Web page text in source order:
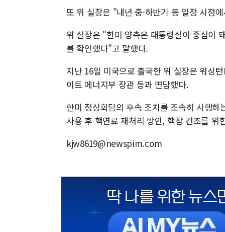
또 위 실장은 "내년 중·하반기 등 일정 시점
위 실장은 "한미 양측은 대통령실이 중심이
를 확인했다"고 말했다.
지난 16일 미국으로 출국한 위 실장은 워싱
이트 에너지부 장관 등과 면담했다.
한미 정상회담의 후속 조치를 조속히 시행
사용 후 핵연료 재처리 방안, 핵잠 건조를 위
kjw8619@newspim.com